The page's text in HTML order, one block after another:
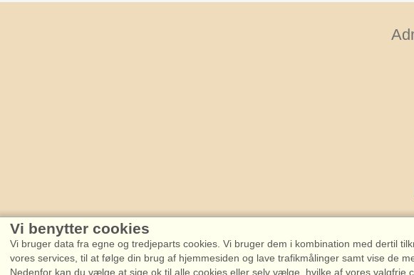
Vi benytter cookies
Vi bruger data fra egne og tredjeparts cookies. Vi bruger dem i kombination med dertil
vores services, til at følge din brug af hjemmesiden og lave trafikmålinger samt vise de
Nedenfor kan du vælge at sige ok til alle cookies eller selv vælge, hvilke af vores valgfrie